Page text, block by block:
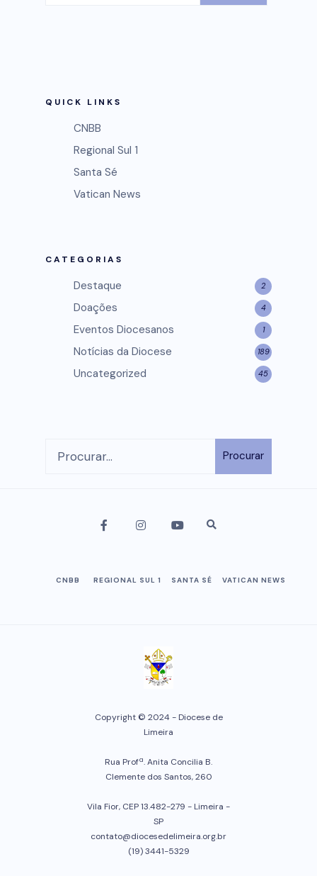
QUICK LINKS
CNBB
Regional Sul 1
Santa Sé
Vatican News
CATEGORIAS
Destaque 2
Doações 4
Eventos Diocesanos 1
Notícias da Diocese 189
Uncategorized 45
Procurar
CNBB REGIONAL SUL 1 SANTA SÉ VATICAN NEWS
Copyright © 2024 - Diocese de
Limeira
Rua Profª. Anita Concilia B.
Clemente dos Santos, 260
Vila Fior, CEP 13.482-279 - Limeira -
SP
contato@diocesedelimeira.org.br
(19) 3441-5329